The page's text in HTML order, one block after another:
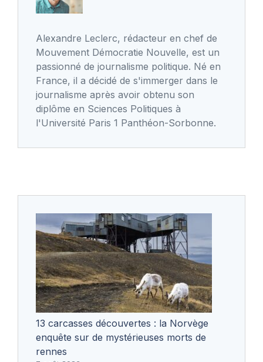
Alexandre Leclerc, rédacteur en chef de
Mouvement Démocratie Nouvelle, est un
passionné de journalisme politique. Né en
France, il a décidé de s'immerger dans le
journalisme après avoir obtenu son
diplôme en Sciences Politiques à
l'Université Paris 1 Panthéon-Sorbonne.
13 carcasses découvertes : la Norvège
enquête sur de mystérieuses morts de
rennes